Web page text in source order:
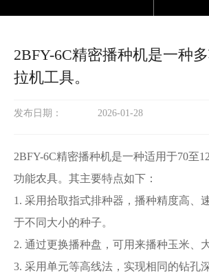
关于我们
新闻资讯
2BFY-6C精密播种机是一种
拉机工具。
发布日期： 2026-01-28
2BFY-6C精密播种机是一种适用于70至
功能农具。其主要特点如下：
1. 采用拾取指式排种器，播种精度高、
于不同大小的种子。
2. 通过更换播种盘，可用来播种玉米、大
3. 采用单元等高线法，实现相同的钻孔